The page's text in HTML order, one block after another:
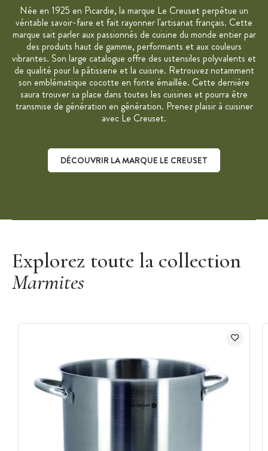
Née en 1925 en Picardie, la marque Le Creuset perpétue un
véritable savoir-faire et fait rayonner l'artisanat français. Cette
marque sait parler aux passionnés de cuisine du monde entier par
des produits haut de gamme, performants et aux couleurs
vibrantes. Son large catalogue offre des ustensiles polyvalents et
de qualité pour la pâtisserie et la cuisine. Retrouvez notamment
son emblématique cocotte en fonte émaillée. Cette dernière
saura trouver sa place dans toutes les cuisines et pourra être
transmise de génération en génération. Prenez plaisir à cuisiner
avec Le Creuset.
DÉCOUVRIR LA MARQUE LE CREUSET
Explorez toute la collection
Marmites